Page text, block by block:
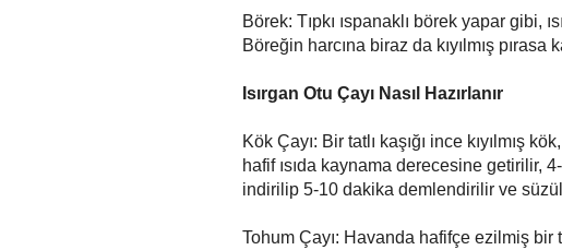
Börek: Tıpkı ıspanaklı börek yapar gibi,
Böreğin harcına biraz da kıyılmış pırasa
Isırgan Otu Çayı Nasıl Hazırlanır
Kök Çayı: Bir tatlı kaşığı ince kıyılmış
hafif ısıda kaynama derecesine getirilir,
indirilip 5-10 dakika demlendirilir ve
Tohum Çayı: Havanda hafifçe ezilmiş bir